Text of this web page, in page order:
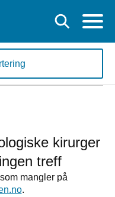
kirurger
treff
mangler på
.